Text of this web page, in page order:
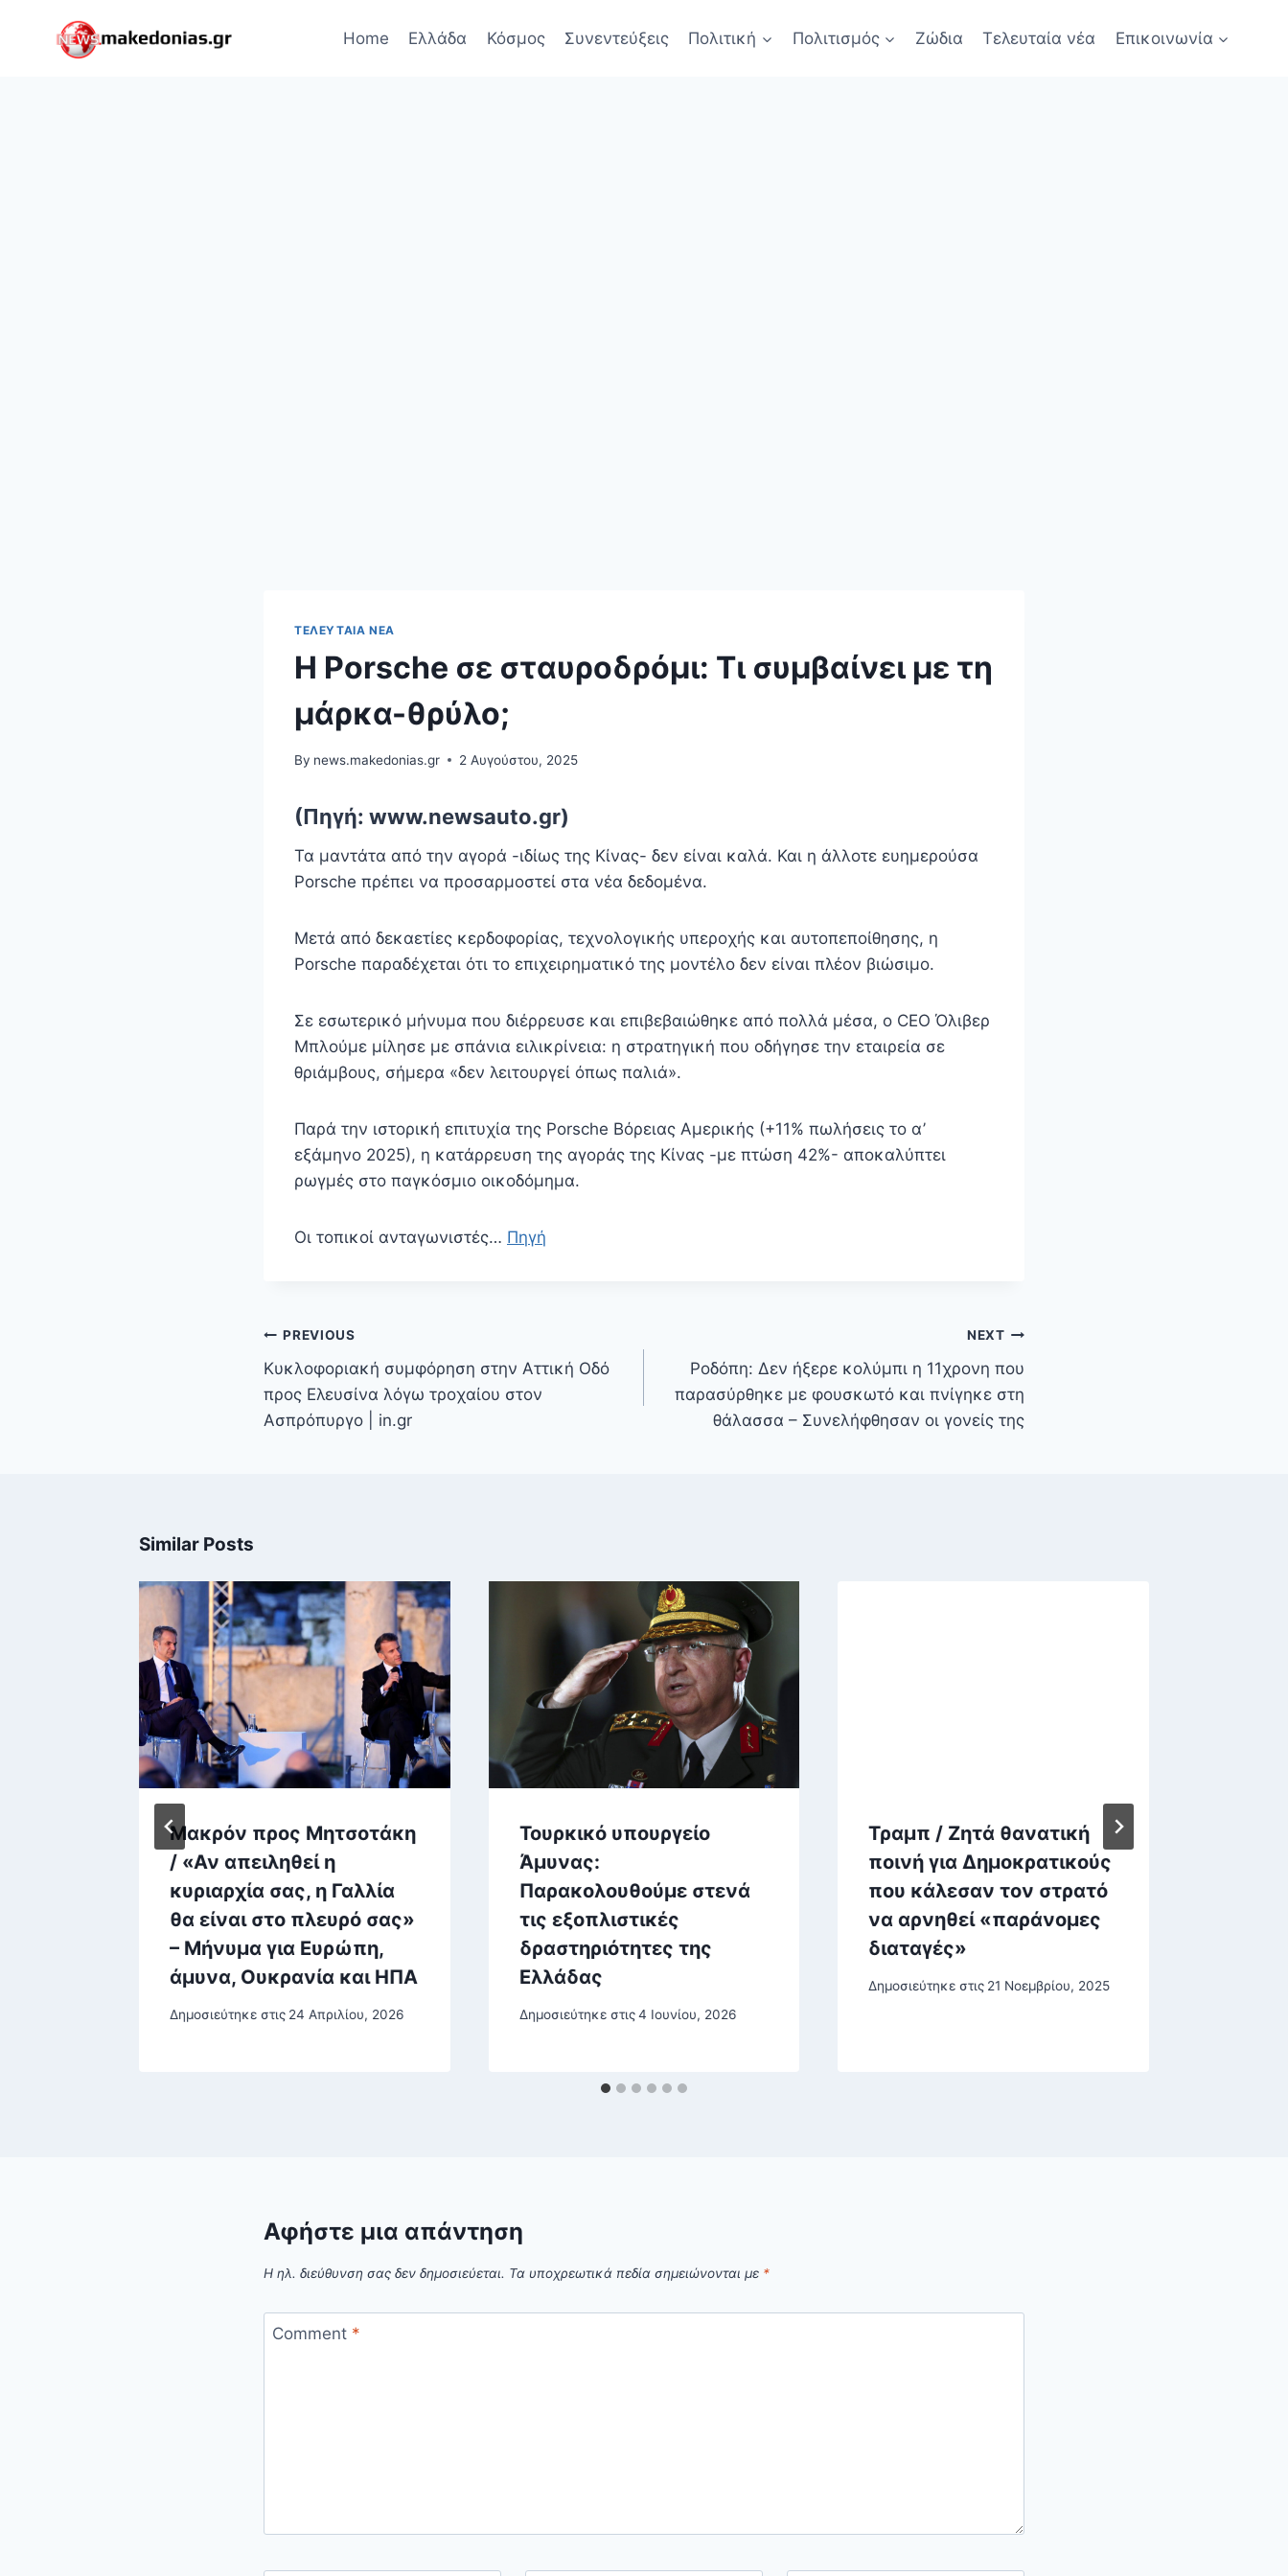
Home Ελλάδα Κόσμος Συνεντεύξεις Πολιτική Πολιτισμός Ζώδια Τελευταία νέα Επικοινωνία
ΤΕΛΕΥΤΑΊΑ ΝΈΑ
Η Porsche σε σταυροδρόμι: Τι συμβαίνει με τη
μάρκα-θρύλο;
By news.makedonias.gr 2 Αυγούστου, 2025
(Πηγή: www.newsauto.gr)
Τα μαντάτα από την αγορά -ιδίως της Κίνας- δεν είναι καλά. Και η άλλοτε ευημερούσα
Porsche πρέπει να προσαρμοστεί στα νέα δεδομένα.
Μετά από δεκαετίες κερδοφορίας, τεχνολογικής υπεροχής και αυτοπεποίθησης, η
Porsche παραδέχεται ότι το επιχειρηματικό της μοντέλο δεν είναι πλέον βιώσιμο.
Σε εσωτερικό μήνυμα που διέρρευσε και επιβεβαιώθηκε από πολλά μέσα, ο CEO Όλιβερ
Μπλούμε μίλησε με σπάνια ειλικρίνεια: η στρατηγική που οδήγησε την εταιρεία σε
θριάμβους, σήμερα «δεν λειτουργεί όπως παλιά».
Παρά την ιστορική επιτυχία της Porsche Βόρειας Αμερικής (+11% πωλήσεις το α’
εξάμηνο 2025), η κατάρρευση της αγοράς της Κίνας -με πτώση 42%- αποκαλύπτει
ρωγμές στο παγκόσμιο οικοδόμημα.
Οι τοπικοί ανταγωνιστές… Πηγή
Πλοήγηση
άρθρων
PREVIOUS
Κυκλοφοριακή συμφόρηση στην Αττική Οδό
προς Ελευσίνα λόγω τροχαίου στον
Ασπρόπυργο | in.gr
NEXT
Ροδόπη: Δεν ήξερε κολύμπι η 11χρονη που
παρασύρθηκε με φουσκωτό και πνίγηκε στη
θάλασσα – Συνελήφθησαν οι γονείς της
Similar Posts
Μακρόν προς Μητσοτάκη
/ «Αν απειληθεί η
κυριαρχία σας, η Γαλλία
θα είναι στο πλευρό σας»
– Μήνυμα για Ευρώπη,
άμυνα, Ουκρανία και ΗΠΑ
Δημοσιεύτηκε στις 24 Απριλίου, 2026
Τουρκικό υπουργείο
Άμυνας:
Παρακολουθούμε στενά
τις εξοπλιστικές
δραστηριότητες της
Ελλάδας
Δημοσιεύτηκε στις 4 Ιουνίου, 2026
Τραμπ / Ζητά θανατική
ποινή για Δημοκρατικούς
που κάλεσαν τον στρατό
να αρνηθεί «παράνομες
διαταγές»
Δημοσιεύτηκε στις 21 Νοεμβρίου, 2025
Αφήστε μια απάντηση
Η ηλ. διεύθυνση σας δεν δημοσιεύεται. Τα υποχρεωτικά πεδία σημειώνονται με *
Comment *